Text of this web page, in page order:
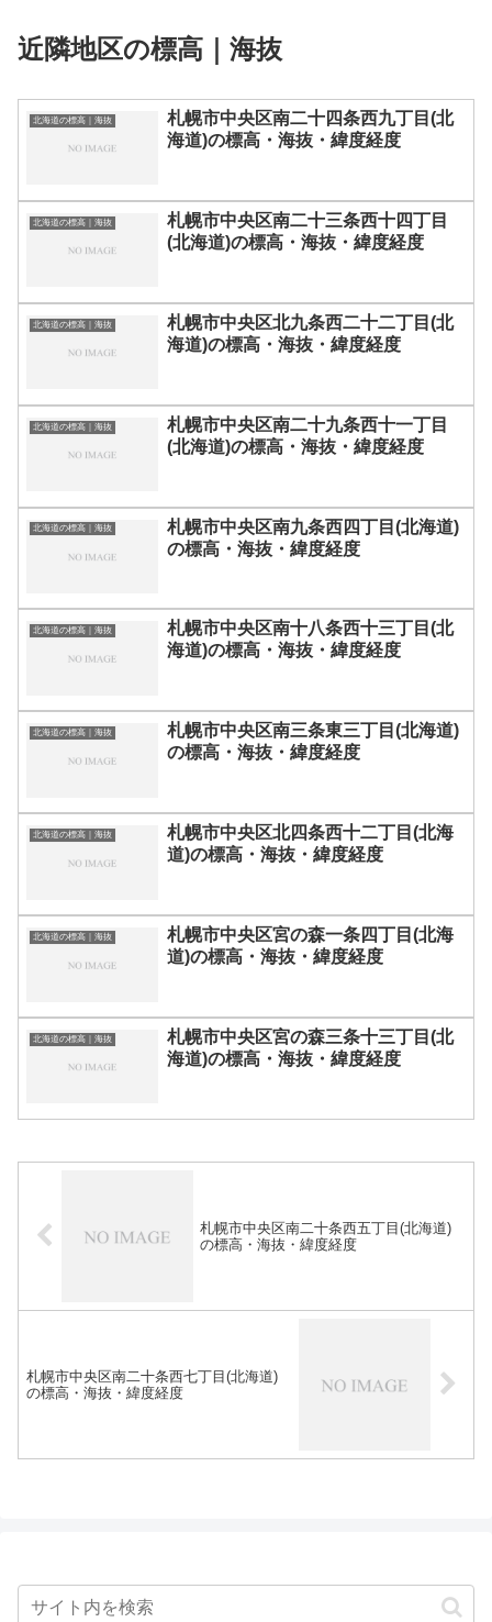
近隣地区の標高｜海抜
北海道の標高｜海抜
札幌市中央区南二十四条西九丁目(北
海道)の標高・海抜・緯度経度
北海道の標高｜海抜
札幌市中央区南二十三条西十四丁目
(北海道)の標高・海抜・緯度経度
北海道の標高｜海抜
札幌市中央区北九条西二十二丁目(北
海道)の標高・海抜・緯度経度
北海道の標高｜海抜
札幌市中央区南二十九条西十一丁目
(北海道)の標高・海抜・緯度経度
北海道の標高｜海抜
札幌市中央区南九条西四丁目(北海道)
の標高・海抜・緯度経度
北海道の標高｜海抜
札幌市中央区南十八条西十三丁目(北
海道)の標高・海抜・緯度経度
北海道の標高｜海抜
札幌市中央区南三条東三丁目(北海道)
の標高・海抜・緯度経度
北海道の標高｜海抜
札幌市中央区北四条西十二丁目(北海
道)の標高・海抜・緯度経度
北海道の標高｜海抜
札幌市中央区宮の森一条四丁目(北海
道)の標高・海抜・緯度経度
北海道の標高｜海抜
札幌市中央区宮の森三条十三丁目(北
海道)の標高・海抜・緯度経度
札幌市中央区南二十条西五丁目(北海道)
の標高・海抜・緯度経度
札幌市中央区南二十条西七丁目(北海道)
の標高・海抜・緯度経度